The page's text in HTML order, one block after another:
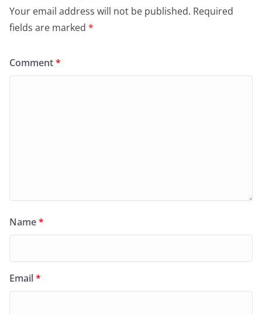
Your email address will not be published. Required
fields are marked *
Comment*
Name*
Email*